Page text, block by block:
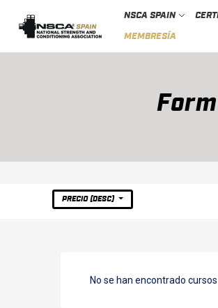
NSCA SPAIN
MEMBRESÍA
PRECIO (DESC)
No se han encontrado cursos